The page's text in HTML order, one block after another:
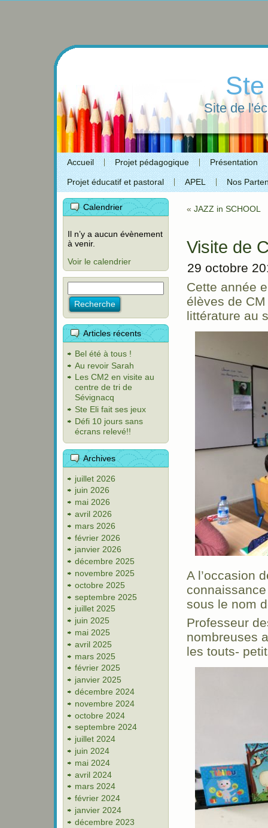
Site de
Accueil Projet pédagogique Présentation
Projet éducatif et pastoral APEL Nos
Calendrier
Il n’y a aucun évènement
à venir.
Voir le calendrier
Articles récents
Bel été à tous !
Au revoir Sarah
Les CM2 en visite au
centre de tri de
Sévignacq
Ste Eli fait ses jeux
Défi 10 jours sans
écrans relevé!!
Archives
juillet 2026
juin 2026
mai 2026
avril 2026
mars 2026
février 2026
janvier 2026
décembre 2025
novembre 2025
octobre 2025
septembre 2025
juillet 2025
juin 2025
mai 2025
avril 2025
mars 2025
février 2025
janvier 2025
décembre 2024
novembre 2024
octobre 2024
septembre 2024
juillet 2024
juin 2024
mai 2024
avril 2024
mars 2024
février 2024
janvier 2024
décembre 2023
« JAZZ in SCHOOL
Visite de
29 octobre
Cette année
élèves de
littérature au
A l’occasion
sous le nom
Professeur
nombreuses
les touts-